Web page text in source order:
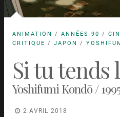
ANIMATION / ANNÉES 90 /
CRITIQUE / JAPON /
Si tu tends
Yoshifumi Kondō /
2 AVRIL 2018